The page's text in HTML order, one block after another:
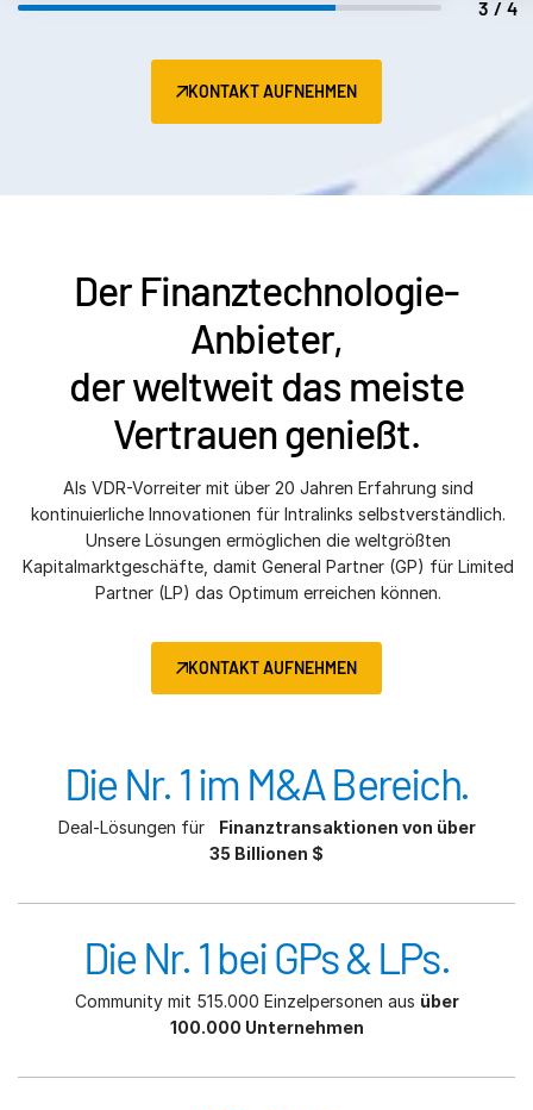
4/4
KONTAKT AUFNEHMEN
Der Finanztechnologie-
Anbieter,
der weltweit das meiste
Vertrauen genießt.
Als VDR-Vorreiter mit über 20 Jahren Erfahrung sind
kontinuierliche Innovationen für Intralinks selbstverständlich.
Unsere Lösungen ermöglichen die weltgrößten
Kapitalmarktgeschäfte, damit General Partner (GP) für Limited
Partner (LP) das Optimum erreichen können.
KONTAKT AUFNEHMEN
Die Nr. 1 im M&A Bereich.
Deal-Lösungen für Finanztransaktionen von über
35 Billionen $
Die Nr. 1 bei GPs & LPs.
Community mit 515.000 Einzelpersonen aus über
100.000 Unternehmen